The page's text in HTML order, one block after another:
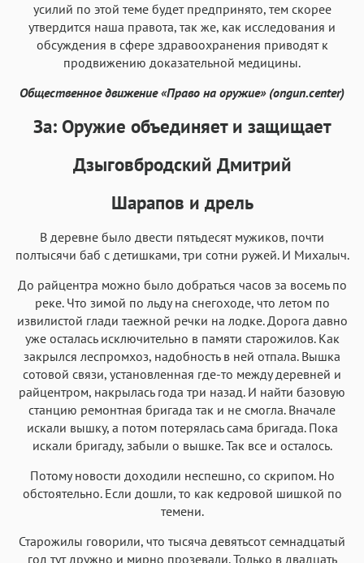
усилий по этой теме будет предпринято, тем скорее
утвердится наша правота, так же, как исследования и
обсуждения в сфере здравоохранения приводят к
продвижению доказательной медицины.
Общественное движение «Право на оружие» (ongun.center)
За: Оружие объединяет и защищает
Дзыговбродский Дмитрий
Шарапов и дрель
В деревне было двести пятьдесят мужиков, почти
полтысячи баб с детишками, три сотни ружей. И Михалыч.
До райцентра можно было добраться часов за восемь по
реке. Что зимой по льду на снегоходе, что летом по
извилистой глади таежной речки на лодке. Дорога давно
уже осталась исключительно в памяти старожилов. Как
закрылся леспромхоз, надобность в ней отпала. Вышка
сотовой связи, установленная где-то между деревней и
райцентром, накрылась года три назад. И найти базовую
станцию ремонтная бригада так и не смогла. Вначале
искали вышку, а потом потерялась сама бригада. Пока
искали бригаду, забыли о вышке. Так все и осталось.
Потому новости доходили неспешно, со скрипом. Но
обстоятельно. Если дошли, то как кедровой шишкой по
темени.
Старожилы говорили, что тысяча девятьсот семнадцатый
год тут дружно и мирно прозевали. Только в двадцать